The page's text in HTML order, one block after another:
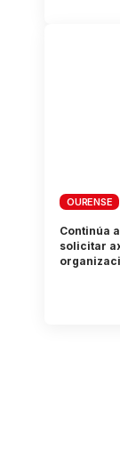
OURENSE
Continúa
solicitar